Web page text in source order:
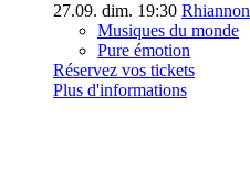
27.09. dim. 19:30
Musiques du monde
Pure émotion
Réservez vos tickets
Plus d'informations